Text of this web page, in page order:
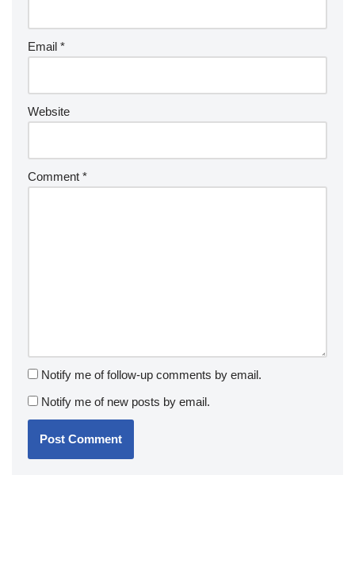
Email *
Website
Comment *
Notify me of follow-up comments by email.
Notify me of new posts by email.